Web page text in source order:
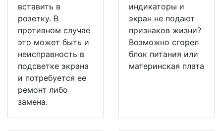
вставить в
розетку. В
противном случае
это может быть и
неисправность в
подсветке экрана
и потребуется ее
ремонт либо
замена.
индикаторы и
экран не подают
признаков жизни?
Возможно сгорел
блок питания или
материнская плата